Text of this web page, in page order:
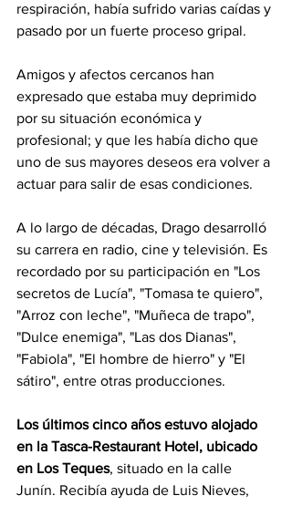
respiración, había sufrido varias caídas y
pasado por un fuerte proceso gripal.
Amigos y afectos cercanos han
expresado que estaba muy deprimido
por su situación económica y
profesional; y que les había dicho que
uno de sus mayores deseos era volver a
actuar para salir de esas condiciones.
A lo largo de décadas, Drago desarrolló
su carrera en radio, cine y televisión. Es
recordado por su participación en "Los
secretos de Lucía", "Tomasa te quiero",
"Arroz con leche", "Muñeca de trapo",
"Dulce enemiga", "Las dos Dianas",
"Fabiola", "El hombre de hierro" y "El
sátiro", entre otras producciones.
Los últimos cinco años estuvo alojado
en la Tasca-Restaurant Hotel, ubicado
en Los Teques, situado en la calle
Junín. Recibía ayuda de Luis Nieves,